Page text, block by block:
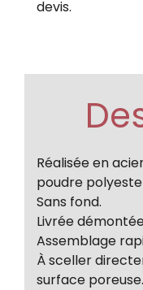
devis.
Réalisée en
poudre
Sans fond.
Livrée
Assemblage
À sceller
surface poreuse.